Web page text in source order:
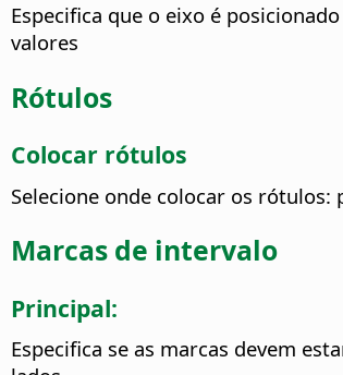
Especifica que o eixo é
valores
Rótulos
Colocar rótulos
Selecione onde colocar os
Marcas de intervalo
Principal:
Especifica se as marcas devem